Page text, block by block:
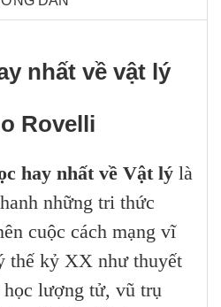
nhất về vật lý
Rovelli
hay nhất về Vật lý là
những tri thức
cuộc cách mạng vĩ
thế kỷ XX như thuyết
lượng tử, vũ trụ